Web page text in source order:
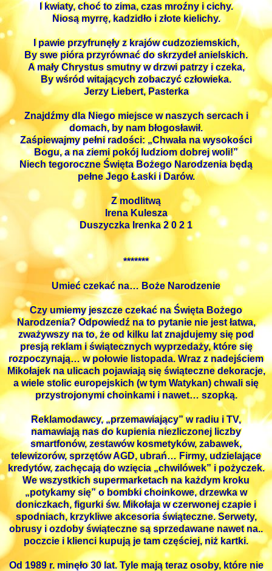
I kwiaty, choć to zima, czas mroźny i cichy.
Niosą myrrę, kadzidło i złote kielichy.
I pawie przyfrunęły z krajów cudzoziemskich,
By swe pióra przyrównać do skrzydeł anielskich.
A mały Chrystus smutny w drzwi patrzy i czeka,
By wśród witających zobaczyć człowieka.
Jerzy Liebert, Pasterka
Znajdźmy dla Niego miejsce w naszych sercach i
domach, by nam błogosławił.
Zaśpiewajmy pełni radości: „Chwała na wysokości
Bogu, a na ziemi pokój ludziom dobrej woli!”
Niech tegoroczne Święta Bożego Narodzenia będą
pełne Jego Łaski i Darów.
Z modlitwą
Irena Kulesza
Duszyczka Irenka 2 0 2 1
*******
Umieć czekać na… Boże Narodzenie
Czy umiemy jeszcze czekać na Święta Bożego
Narodzenia? Odpowiedź na to pytanie nie jest łatwa,
zważywszy na to, że od kilku lat znajdujemy się pod
presją reklam i świątecznych wyprzedaży, które się
rozpoczynają… w połowie listopada. Wraz z nadejściem
Mikołajek na ulicach pojawiają się świąteczne dekoracje,
a wiele stolic europejskich (w tym Watykan) chwali się
przystrojonymi choinkami i nawet… szopką.
Reklamodawcy, „przemawiający” w radiu i TV,
namawiają nas do kupienia niezliczonej liczby
smartfonów, zestawów kosmetyków, zabawek,
telewizorów, sprzętów AGD, ubrań… Firmy, udzielające
kredytów, zachęcają do wzięcia „chwilówek” i pożyczek.
We wszystkich supermarketach na każdym kroku
„potykamy się” o bombki choinkowe, drzewka w
doniczkach, figurki św. Mikołaja w czerwonej czapie i
spodniach, krzykliwe akcesoria świąteczne. Serwety,
obrusy i ozdoby świąteczne są sprzedawane nawet na..
poczcie i klienci kupują je tam częściej, niż kartki.
Od 1989 r. minęło 30 lat. Tyle mają teraz osoby, które nie